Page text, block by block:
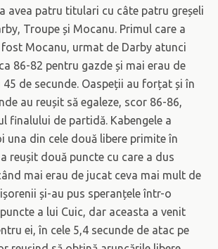
avea patru titulari cu câte patru greșeli
Troupe și Mocanu. Primul care a
Mocanu, urmat de Darby atunci
86-82 pentru gazde și mai erau de
de secunde. Oaspeții au forțat și în
au reușit să egaleze, scor 86-86,
finalului de partidă. Kabengele a
una din cele două libere primite în
reușit două puncte cu care a dus
mai erau de jucat ceva mai mult de
și-au pus speranțele într-o
a lui Cuic, dar aceasta a venit
ei, în cele 5,4 secunde de atac pe